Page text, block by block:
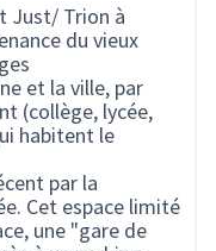
Just/ Trion à
du vieux
et la ville, par
(collège, lycée,
habitent le
par la
Cet espace limité
une "gare de